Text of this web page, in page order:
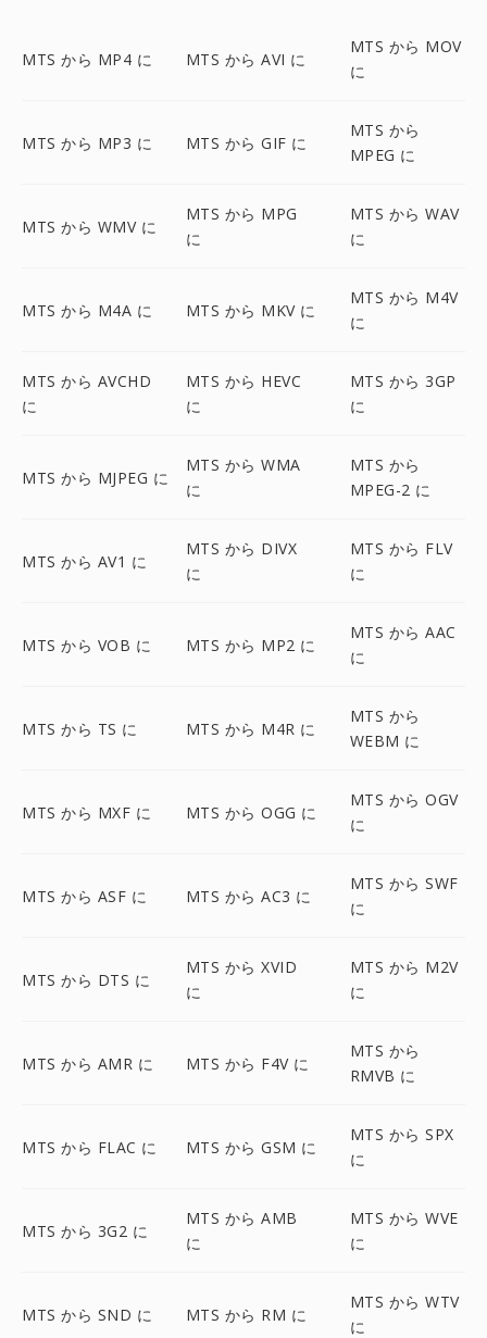
MTS から MP4 に MTS から AVI に
MTS から MOV
に
MTS から MP3 に MTS から GIF に
MTS から
MPEG に
MTS から WMV に
MTS から MPG
に
MTS から WAV
に
MTS から M4A に MTS から MKV に
MTS から M4V
に
MTS から AVCHD
に
MTS から HEVC
に
MTS から 3GP
に
MTS から MJPEG に
MTS から WMA
に
MTS から
MPEG-2 に
MTS から AV1 に
MTS から DIVX
に
MTS から FLV
に
MTS から VOB に MTS から MP2 に
MTS から AAC
に
MTS から TS に MTS から M4R に
MTS から
WEBM に
MTS から MXF に MTS から OGG に
MTS から OGV
に
MTS から ASF に MTS から AC3 に
MTS から SWF
に
MTS から DTS に
MTS から XVID
に
MTS から M2V
に
MTS から AMR に MTS から F4V に
MTS から
RMVB に
MTS から FLAC に MTS から GSM に
MTS から SPX
に
MTS から 3G2 に
MTS から AMB
に
MTS から WVE
に
MTS から SND に MTS から RM に
MTS から WTV
に